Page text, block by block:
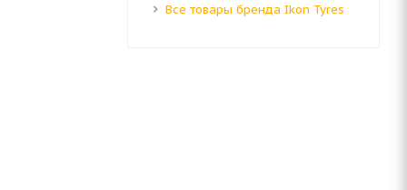
Все товары бренда Ikon Tyres